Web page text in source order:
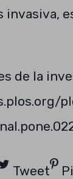
invasiva,
de la
Tweet